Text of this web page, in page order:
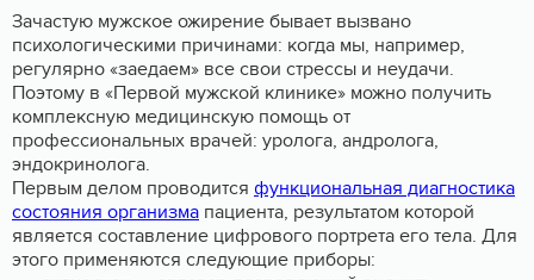
Зачастую мужское ожирение бывает вызвано
психологическими причинами: когда мы, например,
регулярно «заедаем» все свои стрессы и неудачи.
Поэтому в «Первой мужской клинике» можно получить
комплексную медицинскую помощь от
профессиональных врачей: уролога, андролога,
эндокринолога.
Первым делом проводится функциональная диагностика
состояния организма пациента, результатом которой
является составление цифрового портрета его тела. Для
этого применяются следующие приборы: